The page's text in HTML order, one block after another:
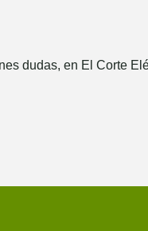
dudas, en El Corte